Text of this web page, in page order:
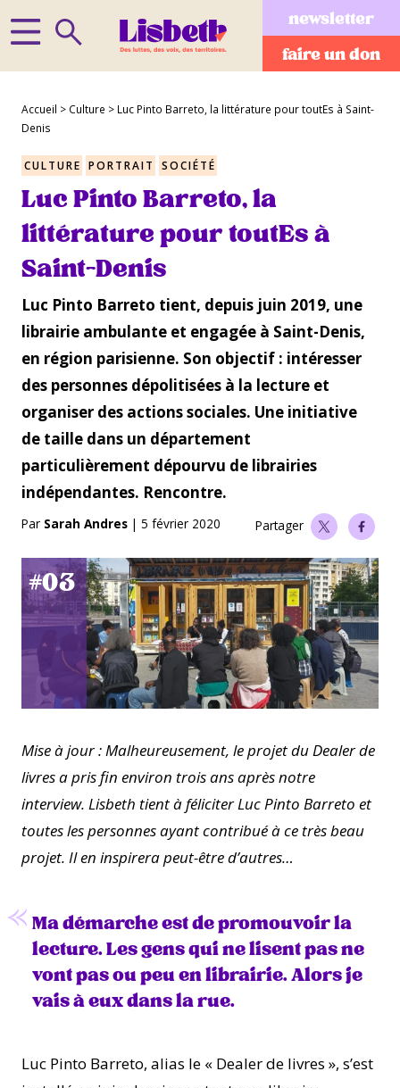
newsletter
faire un don
Accueil > Culture > Luc Pinto Barreto, la littérature pour toutEs à Saint-
Denis
CULTURE PORTRAIT SOCIÉTÉ
Luc Pinto Barreto, la
littérature pour toutEs à
Saint-Denis
Luc Pinto Barreto tient, depuis juin 2019, une
librairie ambulante et engagée à Saint-Denis,
en région parisienne. Son objectif : intéresser
des personnes dépolitisées à la lecture et
organiser des actions sociales. Une initiative
de taille dans un département
particulièrement dépourvu de librairies
indépendantes. Rencontre.
Par Sarah Andres | 5 février 2020 Partager
#03
Mise à jour : Malheureusement, le projet du Dealer de
livres a pris fin environ trois ans après notre
interview. Lisbeth tient à féliciter Luc Pinto Barreto et
toutes les personnes ayant contribué à ce très beau
projet. Il en inspirera peut-être d’autres…
Ma démarche est de promouvoir la
lecture. Les gens qui ne lisent pas ne
vont pas ou peu en librairie. Alors je
vais à eux dans la rue.
Luc Pinto Barreto, alias le « Dealer de livres », s’est